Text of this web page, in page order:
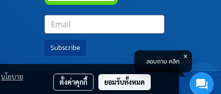
Subscribe
นโยบาย
ตั้งค่าคุกกี้ ยอมรับทั้งหมด
สอบถาม คลิก